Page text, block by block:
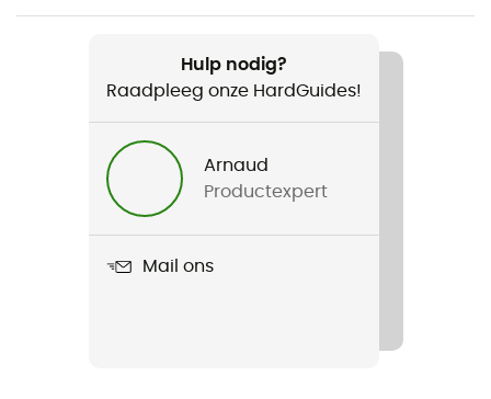
Wandelen / Trekking / Reizen
Hulp nodig?
Raadpleeg onze HardGuides!
Arnaud
Productexpert
Mail ons